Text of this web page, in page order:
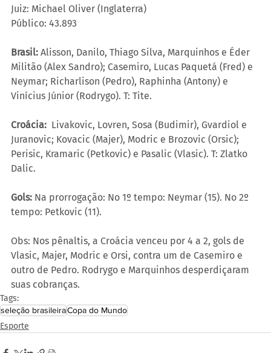
Juiz: Michael Oliver (Inglaterra)
Público: 43.893
Brasil: Alisson, Danilo, Thiago Silva, Marquinhos e Éder
Militão (Alex Sandro); Casemiro, Lucas Paquetá (Fred) e
Neymar; Richarlison (Pedro), Raphinha (Antony) e
Vinícius Júnior (Rodrygo). T: Tite.
Croácia:
  Livakovic, Lovren, Sosa (Budimir), Gvardiol e
Juranovic; Kovacic (Majer), Modric e Brozovic (Orsic);
Perisic, Kramaric (Petkovic) e Pasalic (Vlasic). T: Zlatko
Dalic.
Gols: Na prorrogação: No 1º tempo: Neymar (15). No 2º
tempo: Petkovic (11).
Obs: Nos pênaltis, a Croácia venceu por 4 a 2, gols de
Vlasic, Majer, Modric e Orsi, contra um de Casemiro e
outro de Pedro. Rodrygo e Marquinhos desperdiçaram
suas cobranças.
Tags:
seleção brasileiraCopa do Mundo
Esporte